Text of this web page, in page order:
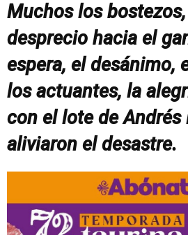
Muchos los
desprecio hacia el
espera, el desánimo,
los actuantes, la
con el lote de Andrés
aliviaron el desastre.